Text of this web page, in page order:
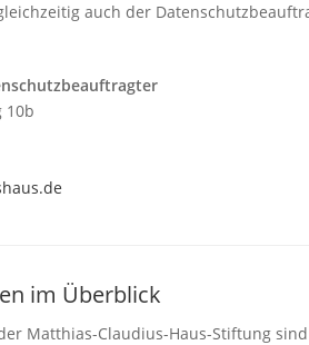
auch der
10b
im Überblick
Matthias-Claudius-Haus-Stiftung